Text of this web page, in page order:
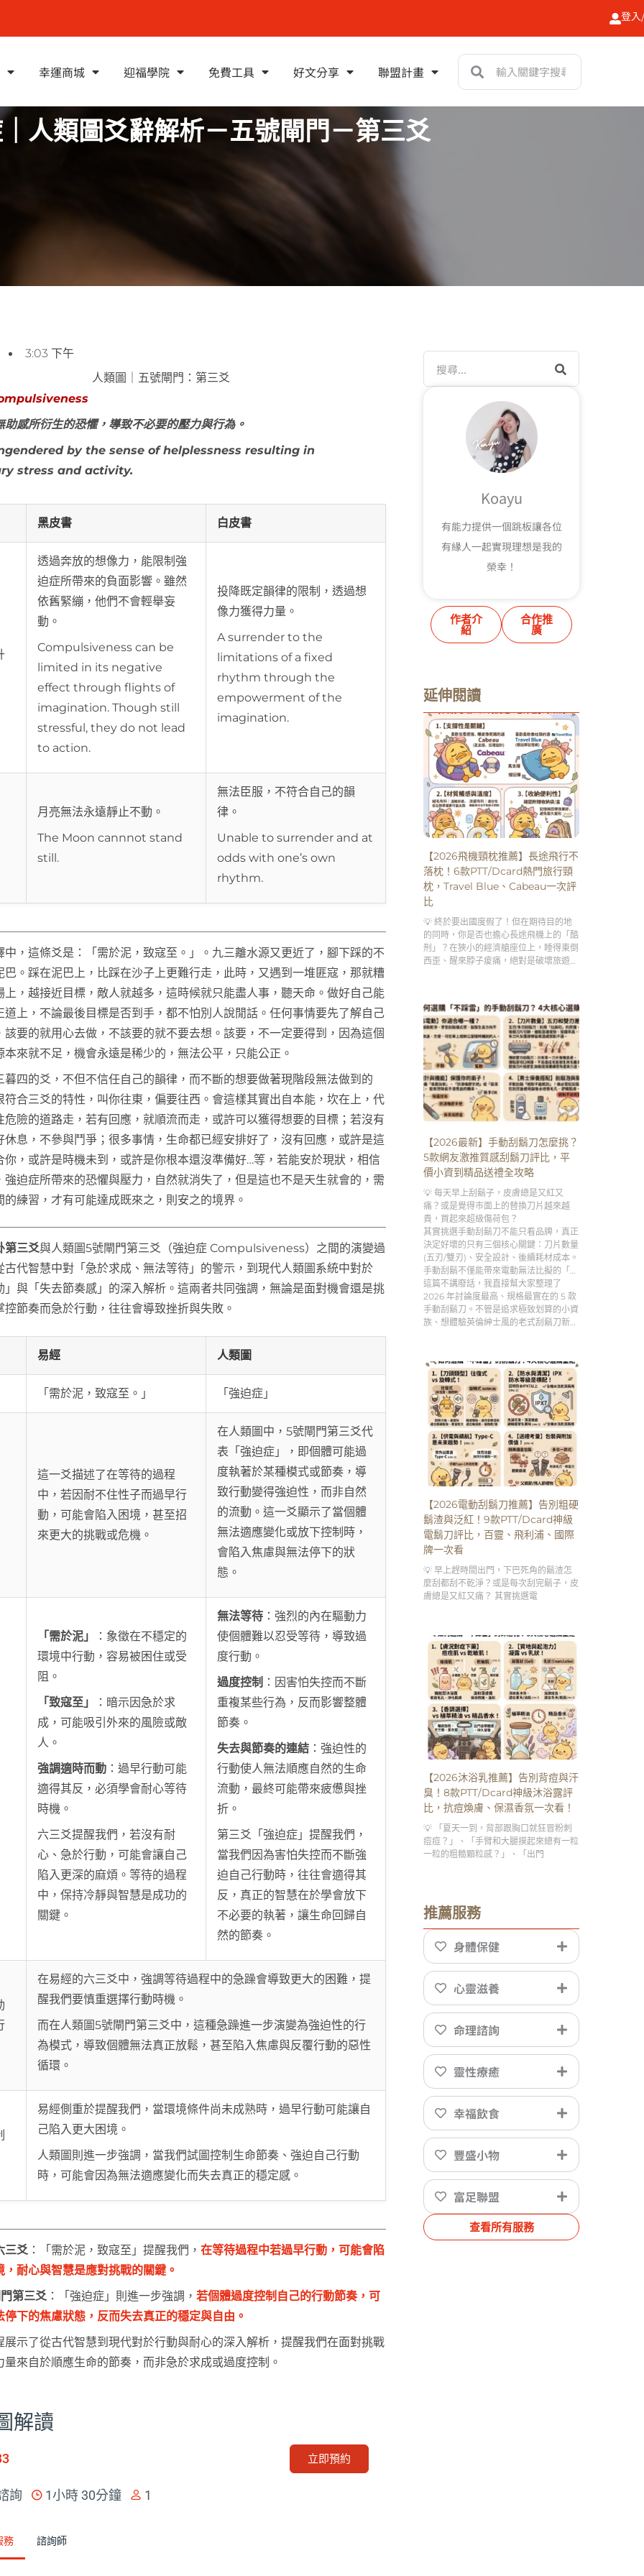
登
幸運商城 迎福學院 免費工具 好文分享 聯盟計畫
搜
搜
尋
人類圖爻辭解析－五號閘門－第三爻
3:03 下午
人類圖｜五號閘門：第三爻
助感所衍生的恐懼，導致不必要的壓力與行為。
by the sense of helplessness resulting in
stress and activity.
黑皮書 白皮書
透過奔放的想像力，能限制強
迫症所帶來的負面影響。雖然
依舊緊繃，他們不會輕舉妄
動。
Compulsiveness can be
limited in its negative
effect through flights of
imagination. Though still
stressful, they do not lead
to action.
投降既定韻律的限制，透過想
像力獲得力量。
A surrender to the
limitations of a fixed
rhythm through the
empowerment of the
imagination.
月亮無法永遠靜止不動。
The Moon cannnot stand
still.
無法臣服，不符合自己的韻
律。
Unable to surrender and at
odds with one’s own
rhythm.
中，這條爻是：「需於泥，致寇至。」。九三離水源又更近了，腳下踩的不
巴。踩在泥巴上，比踩在沙子上更難行走，此時，又遇到一堆匪寇，那就糟
上，越接近目標，敵人就越多，這時候就只能盡人事，聽天命。做好自己能
道上，不論最後目標是否到手，都不怕別人說閒話。任何事情要先了解自己
該要的就用心去做，不該要的就不要去想。該要，不一定要得到，因為這個
本來就不足，機會永遠是稀少的，無法公平，只能公正。
暮四的爻，不但不信任自己的韻律，而不斷的想要做著現階段無法做到的
符合三爻的特性，叫你往東，偏要往西。會這樣其實出自本能，坎在上，代
危險的道路走，若有回應，就順流而走，或許可以獲得想要的目標；若沒有
休息，不參與鬥爭；很多事情，生命都已經安排好了，沒有回應，或許是這
你，或許是時機未到，或許是你根本還沒準備好…等，若能安於現狀，相信
強迫症所帶來的恐懼與壓力，自然就消失了，但是這也不是天生就會的，需
的練習，才有可能達成既來之，則安之的境界。
第三爻與人類圖5號閘門第三爻（強迫症 Compulsiveness）之間的演變過
古代智慧中對「急於求成、無法等待」的警示，到現代人類圖系統中對於
」與「失去節奏感」的深入解析。這兩者共同強調，無論是面對機會還是挑
控節奏而急於行動，往往會導致挫折與失敗。
易經 人類圖
「需於泥，致寇至。」 「強迫症」
這一爻描述了在等待的過程
中，若因耐不住性子而過早行
動，可能會陷入困境，甚至招
來更大的挑戰或危機。
在人類圖中，5號閘門第三爻代
表「強迫症」，即個體可能過
度執著於某種模式或節奏，導
致行動變得強迫性，而非自然
的流動。這一爻顯示了當個體
無法適應變化或放下控制時，
會陷入焦慮與無法停下的狀
態。
「需於泥」
：象徵在不穩定的
環境中行動，容易被困住或受
阻。
「致寇至」
：暗示因急於求
成，可能吸引外來的風險或敵
人。
強調適時而動：過早行動可能
適得其反，必須學會耐心等待
時機。
六三爻提醒我們，若沒有耐
心、急於行動，可能會讓自己
陷入更深的麻煩。等待的過程
中，保持冷靜與智慧是成功的
關鍵。
無法等待：強烈的內在驅動力
使個體難以忍受等待，導致過
度行動。
過度控制 ：因害怕失控而不斷
重複某些行為，反而影響整體
節奏。
失去與節奏的連結：強迫性的
行動使人無法順應自然的生命
流動，最終可能帶來疲憊與挫
折。
第三爻「強迫症」提醒我們，
當我們因為害怕失控而不斷強
迫自己行動時，往往會適得其
反，真正的智慧在於學會放下
不必要的執著，讓生命回歸自
然的節奏。
在易經的六三爻中，強調等待過程中的急躁會導致更大的困難，提
醒我們要慎重選擇行動時機。
而在人類圖5號閘門第三爻中，這種急躁進一步演變為強迫性的行
為模式，導致個體無法真正放鬆，甚至陷入焦慮與反覆行動的惡性
循環。
易經側重於提醒我們，當環境條件尚未成熟時，過早行動可能讓自
己陷入更大困境。
人類圖則進一步強調，當我們試圖控制生命節奏、強迫自己行動
時，可能會因為無法適應變化而失去真正的穩定感。
三爻：「需於泥，致寇至」提醒我們， 在等待過程中若過早行動，可能會陷
，耐心與智慧是應對挑戰的關鍵。
第三爻：「強迫症」則進一步強調， 若個體過度控制自己的行動節奏，可
停下的焦慮狀態，反而失去真正的穩定與自由。
展示了從古代智慧到現代對於行動與耐心的深入解析，提醒我們在面對挑戰
量來自於順應生命的節奏，而非急於求成或過度控制。
解讀
立即預約
詢 1小時 30分鐘 1
務 諮詢師
尋
Koayu
有能力提供一個跳板讓各位
有緣人一起實現理想是我的
榮幸！
作者介
紹
合作推
廣
延伸閱讀
【2026飛機頸枕推薦】長途飛行不
落枕！6款PTT/Dcard熱門旅行頸
枕，Travel Blue、Cabeau一次評
比
💡 終於要出國度假了！但在期待目的地
的同時，你是否也擔心長途飛機上的「酷
刑」？在狹小的經濟艙座位上，睡得東倒
西歪、醒來脖子痠痛，絕對是破壞旅遊興
【2026最新】手動刮鬍刀怎麼挑？
5款網友激推質感刮鬍刀評比，平
價小資到精品送禮全攻略
💡 每天早上刮鬍子，皮膚總是又紅又
痛？或是覺得市面上的替換刀片越來越
貴，買起來超級傷荷包？
其實挑選手動刮鬍刀不能只看品牌，真正
決定好壞的只有三個核心關鍵：刀片數量
(五刃/雙刃)、安全設計、後續耗材成本。
手動刮鬍不僅能帶來電動無法比擬的「極
致貼合刮淨度」，更是男人專屬的「早晨
理容儀式感」。
這篇不講廢話，我直接幫大家整理了
2026 年討論度最高、規格最實在的 5 款
手動刮鬍刀。不管是追求極致划算的小資
族、想體驗英倫紳士風的老式刮鬍刀新
【2026電動刮鬍刀推薦】告別粗硬
鬍渣與泛紅！9款PTT/Dcard神級
電鬍刀評比，百靈、飛利浦、國際
牌一次看
💡 早上趕時間出門，下巴死角的鬍渣怎
麼刮都刮不乾淨？或是每次刮完鬍子，皮
膚總是又紅又痛？ 其實挑選電
【2026沐浴乳推薦】告別背痘與汗
臭！8款PTT/Dcard神級沐浴露評
比，抗痘煥膚、保濕香氛一次看！
💡 「夏天一到，背部跟胸口就狂冒粉刺
痘痘？」、「手臂和大腿摸起來總有一粒
一粒的粗糙顆粒感？」、「出門
推薦服務
身體保健
心靈滋養
命理諮詢
靈性療癒
幸福飲食
豐盛小物
富足聯盟
查看所有服務